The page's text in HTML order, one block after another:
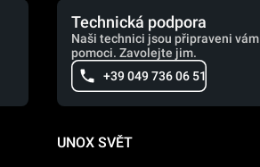
Technická podpora
Naši technici jsou připraveni vám
pomoci. Zavolejte jim.
+39 049 736 06 51
UNOX SVĚT